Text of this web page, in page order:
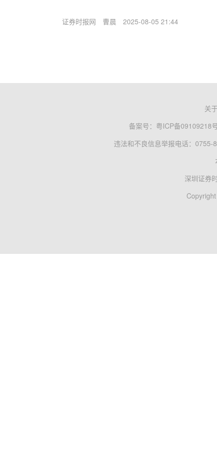
证券时报网 曹晨 2025-08-05 21:44
关
备案号： 粤ICP备09109218
违法和不良信息举报电话：0755-
深圳证券